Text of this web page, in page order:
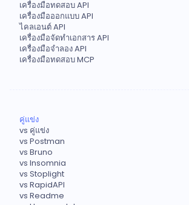
เครื่องมือทดสอบ API
เครื่องมือออกแบบ API
ไคลเอนต์ API
เครื่องมือจัดทำเอกสาร API
เครื่องมือจำลอง API
เครื่องมือทดสอบ MCP
คู่แข่ง
vs คู่แข่ง
vs Postman
vs Bruno
vs Insomnia
vs Stoplight
vs RapidAPI
vs Readme